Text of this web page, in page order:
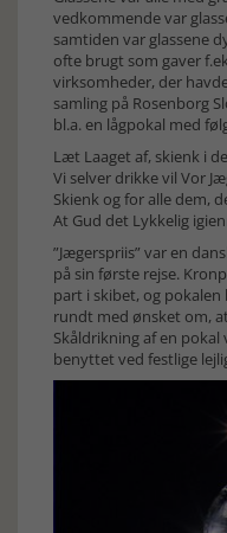
vedkommende var
samtiden var glassene
ofte brugt som gaver
virksomheder, der
samling på Rosenborg
bl.a. en lågpokal med
Læt Laaget af, skienk i
Vi selver drikke vil Vor
Skienk og for alle dem,
At Gud det Lykkelig
”Jægerspriis” var en
på sin første rejse.
part i skibet, og
rundt med ønsket om,
Skåldrikning af en pokal
benyttet ved festlige